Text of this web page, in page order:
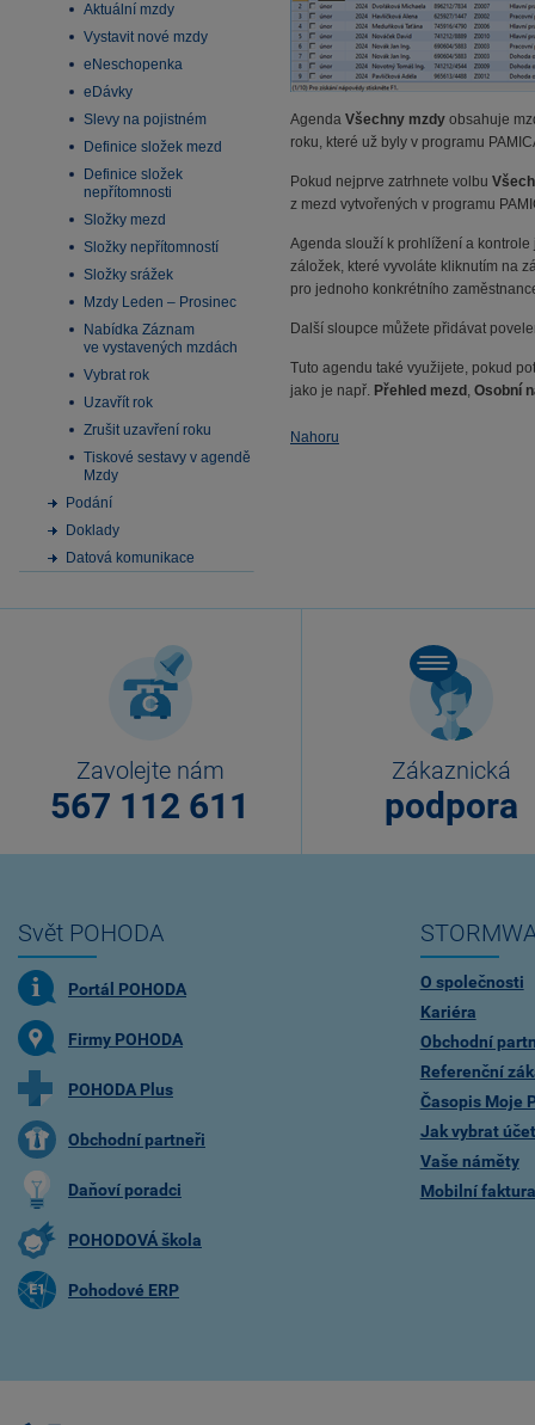
Aktuální mzdy
Vystavit nové mzdy
eNeschopenka
eDávky
Slevy na pojistném
Definice složek mezd
Definice složek
nepřítomnosti
Složky mezd
Složky nepřítomností
Složky srážek
Mzdy Leden – Prosinec
Nabídka Záznam
ve vystavených mzdách
Vybrat rok
Uzavřít rok
Zrušit uzavření roku
Tiskové sestavy v agendě
Mzdy
Podání
Doklady
Datová komunikace
Agenda Všechny mzdy obsahuje
roku, které už byly v programu
Pokud nejprve zatrhnete volbu
z mezd vytvořených v programu
Agenda slouží k prohlížení a
záložek, které vyvoláte kliknutím na
pro jednoho konkrétního
Další sloupce můžete přidávat
Tuto agendu také využijete, pokud
jako je např. Přehled mezd , Osobní
Nahoru
Zavolejte nám
567 112 611
Zákaznická
podpora
Svět POHODA
Portál POHODA
Firmy POHODA
POHODA Plus
Obchodní partneři
Daňoví poradci
POHODOVÁ škola
Pohodové ERP
O společnosti
Kariéra
Obchodní
Referenční
Časopis Moje
Jak vybrat
Vaše náměty
Mobilní